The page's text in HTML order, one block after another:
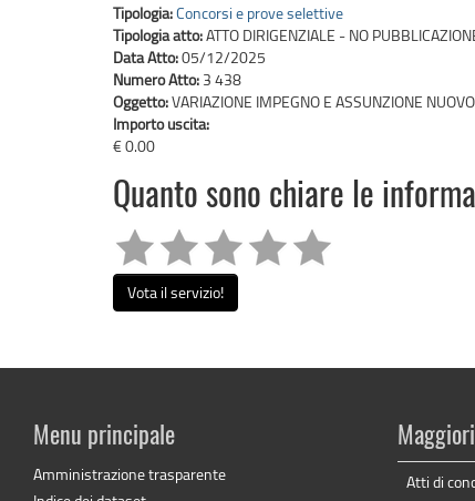
Tipologia:Concorsi e prove selettive
Tipologia atto:ATTO DIRIGENZIALE - NO
Data Atto:05/12/2025
Numero Atto: 3 438
Oggetto:VARIAZIONE IMPEGNO E ASSUNZIONE
Importo uscita:
€ 0.00
Quanto sono chiare le
Vota il servizio!
Menu principale
Amministrazione trasparente
Atti di